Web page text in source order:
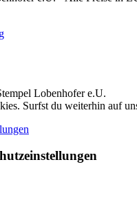
Lobenhofer e.U.
Surfst du weiterhin auf